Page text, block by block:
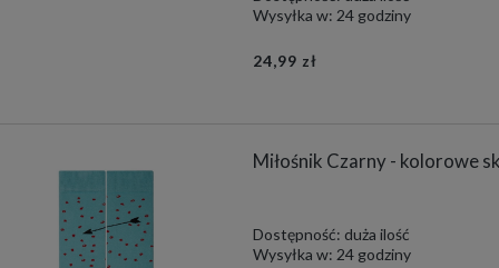
Wysyłka w: 24 godziny
24,99 zł
Miłośnik Czarny - kolorowe
Dostępność: duża ilość
Wysyłka w: 24 godziny